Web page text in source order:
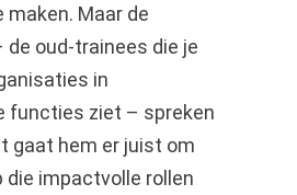
Maar de
oud-trainees die je
in
functies ziet – spreken
gaat hem er juist om
die impactvolle rollen